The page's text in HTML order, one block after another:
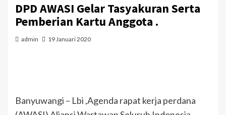
DPD AWASI Gelar Tasyakuran Serta
Pemberian Kartu Anggota .
admin 19 Januari 2020
Banyuwangi – Lbi ,Agenda rapat kerja perdana